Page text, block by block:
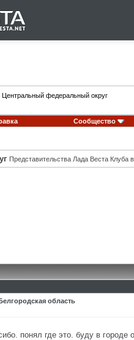
Центральный федеральный округ
Сообщество
Представительства Лада Веста Клуба
область
понял где это. буду в городе